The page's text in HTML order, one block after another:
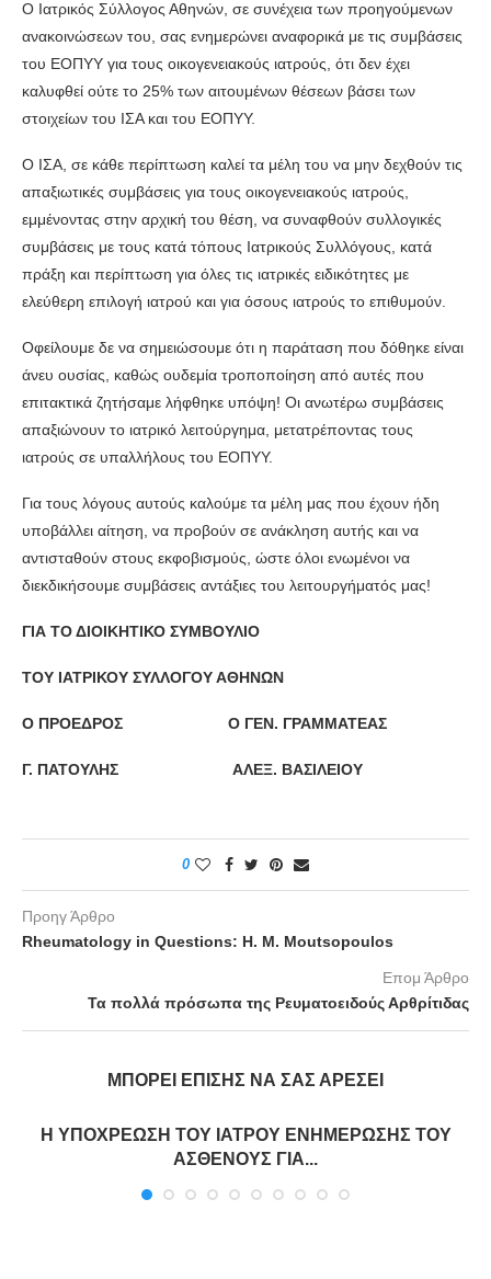
Ο Ιατρικός Σύλλογος Αθηνών, σε συνέχεια των προηγούμενων
ανακοινώσεων του, σας ενημερώνει αναφορικά με τις συμβάσεις
του ΕΟΠΥΥ για τους οικογενειακούς ιατρούς, ότι δεν έχει
καλυφθεί ούτε το 25% των αιτουμένων θέσεων βάσει των
στοιχείων του ΙΣΑ και του ΕΟΠΥΥ.
Ο ΙΣΑ, σε κάθε περίπτωση καλεί τα μέλη του να μην δεχθούν τις
απαξιωτικές συμβάσεις για τους οικογενειακούς ιατρούς,
εμμένοντας στην αρχική του θέση, να συναφθούν συλλογικές
συμβάσεις με τους κατά τόπους Ιατρικούς Συλλόγους, κατά
πράξη και περίπτωση για όλες τις ιατρικές ειδικότητες με
ελεύθερη επιλογή ιατρού και για όσους ιατρούς το επιθυμούν.
Οφείλουμε δε να σημειώσουμε ότι η παράταση που δόθηκε είναι
άνευ ουσίας, καθώς ουδεμία τροποποίηση από αυτές που
επιτακτικά ζητήσαμε λήφθηκε υπόψη! Οι ανωτέρω συμβάσεις
απαξιώνουν το ιατρικό λειτούργημα, μετατρέποντας τους
ιατρούς σε υπαλλήλους του ΕΟΠΥΥ.
Για τους λόγους αυτούς καλούμε τα μέλη μας που έχουν ήδη
υποβάλλει αίτηση, να προβούν σε ανάκληση αυτής και να
αντισταθούν στους εκφοβισμούς, ώστε όλοι ενωμένοι να
διεκδικήσουμε συμβάσεις αντάξιες του λειτουργήματός μας!
ΓΙΑ ΤΟ ΔΙΟΙΚΗΤΙΚΟ ΣΥΜΒΟΥΛΙΟ
ΤΟΥ ΙΑΤΡΙΚΟΥ ΣΥΛΛΟΓΟΥ ΑΘΗΝΩΝ
Ο ΠΡΟΕΔΡΟΣ Ο ΓΕΝ. ΓΡΑΜΜΑΤΕΑΣ
Γ. ΠΑΤΟΥΛΗΣ ΑΛΕΞ. ΒΑΣΙΛΕΙΟΥ
0
Προηγ Άρθρο
Rheumatology in Questions: H. M. Moutsopoulos
Επομ Άρθρο
Τα πολλά πρόσωπα της Ρευματοειδούς Αρθρίτιδας
ΜΠΟΡΕΊ ΕΠΊΣΗΣ ΝΑ ΣΑΣ ΑΡΈΣΕΙ
Η ΥΠΟΧΡΕΩΣΗ ΤΟΥ ΙΑΤΡΟΥ ΕΝΗΜΕΡΩΣΗΣ ΤΟΥ
ΑΣΘΕΝΟΥΣ ΓΙΑ...